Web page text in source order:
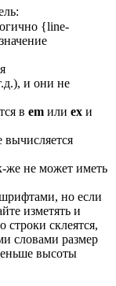
{line-
и они не
в em или ex и
вычисляется
же не может иметь
но если
изметять и
строки склеятся,
словами размер
высоты